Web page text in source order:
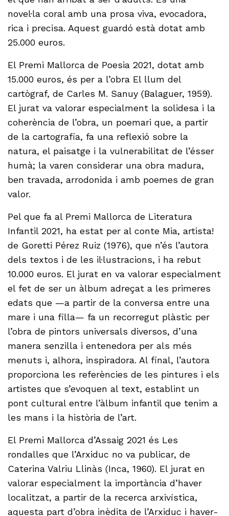
novel·la coral amb una prosa viva, evocadora,
rica i precisa. Aquest guardó està dotat amb
25.000 euros.
El Premi Mallorca de Poesia 2021, dotat amb
15.000 euros, és per a l’obra El llum del
cartògraf, de Carles M. Sanuy (Balaguer, 1959).
El jurat va valorar especialment la solidesa i la
coherència de l’obra, un poemari que, a partir
de la cartografia, fa una reflexió sobre la
natura, el paisatge i la vulnerabilitat de l’ésser
humà; la varen considerar una obra madura,
ben travada, arrodonida i amb poemes de gran
valor.
Pel que fa al Premi Mallorca de Literatura
Infantil 2021, ha estat per al conte Mia, artista!
de Goretti Pérez Ruiz (1976), que n’és l’autora
dels textos i de les il·lustracions, i ha rebut
10.000 euros. El jurat en va valorar especialment
el fet de ser un àlbum adreçat a les primeres
edats que —a partir de la conversa entre una
mare i una filla— fa un recorregut plàstic per
l’obra de pintors universals diversos, d’una
manera senzilla i entenedora per als més
menuts i, alhora, inspiradora. Al final, l’autora
proporciona les referències de les pintures i els
artistes que s’evoquen al text, establint un
pont cultural entre l’àlbum infantil que tenim a
les mans i la història de l’art.
El Premi Mallorca d’Assaig 2021 és Les
rondalles que l’Arxiduc no va publicar, de
Caterina Valriu Llinàs (Inca, 1960). El jurat en
valorar especialment la importància d’haver
localitzat, a partir de la recerca arxivística,
aquesta part d’obra inèdita de l’Arxiduc i haver-